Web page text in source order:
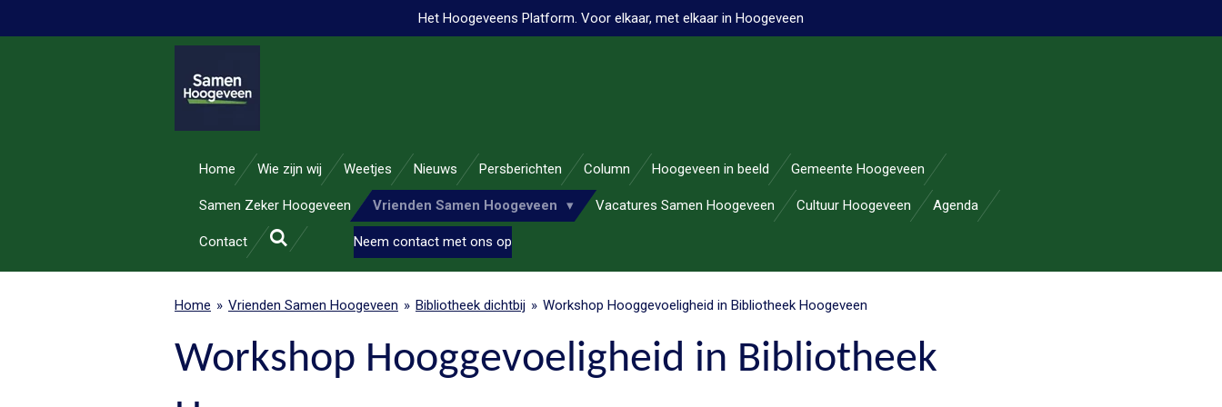
Het Hoogeveens Platform. Voor elkaar, met elkaar in Hoogeveen
Home Wie zijn wij Weetjes Nieuws Persberichten Column Hoogeveen in beeld Gemeente Hoogeveen
Samen Zeker Hoogeveen Vrienden Samen Hoogeveen Vacatures Samen Hoogeveen Cultuur Hoogeveen Agenda
Contact Neem contact met ons op
Home » Vrienden Samen Hoogeveen » Bibliotheek dichtbij » Workshop Hooggevoeligheid in Bibliotheek Hoogeveen
Workshop Hooggevoeligheid in Bibliotheek